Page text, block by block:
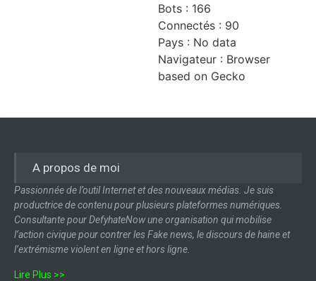
Bots : 166
Connectés : 90
Pays : No data
Navigateur : Browser
based on Gecko
A propos de moi
Passionnée de l’outil Internet et des nouveaux médias. Je suis
productrice de contenu pour plusieurs plateformes numériques.
Consultante pour DefyhateNow une organisation qui mobilise
l’action civique pour contrer les Fake news, le discours de haine et
l’extrémisme violent en ligne et hors ligne.
Lire Plus >>